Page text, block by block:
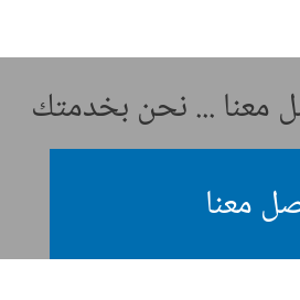
معنا ... نحن بخدمتك
معنا